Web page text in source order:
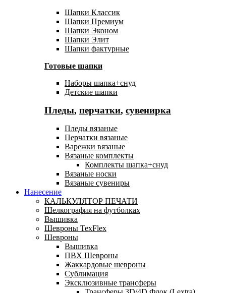
Шапки Классик
Шапки Премиум
Шапки Эконом
Шапки Элит
Шапки фактурные
Готовые шапки
Наборы шапка+снуд
Детские шапки
Пледы, перчатки, сувенирка
Пледы вязаные
Перчатки вязаные
Варежки вязаные
Вязаные комплекты
Комплекты шапка+снуд
Вязаные носки
Вязаные сувениры
Нанесение
КАЛЬКУЛЯТОР ПЕЧАТИ
Шелкография на футболках
Вышивка
Шевроны TexFlex
Шевроны
Вышивка
ПВХ Шевроны
Жаккардовые шевроны
Сублимация
Эксклюзивные трансферы